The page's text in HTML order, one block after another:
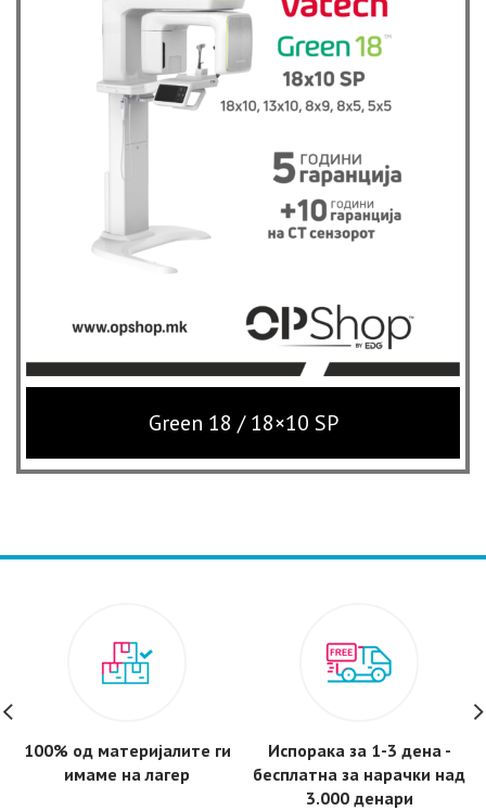
Green 18 / 18×10 SP
100% од материјалите ги
имаме на лагер
Испорака за 1-3 дена -
бесплатнa за нарачки над
3.000 денари